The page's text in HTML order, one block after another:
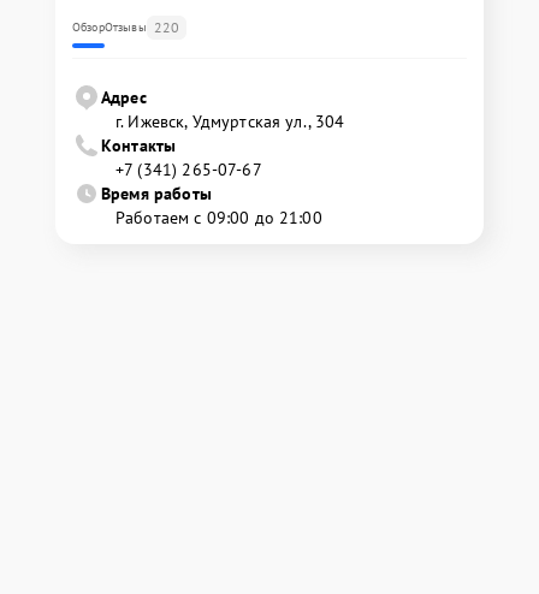
ОбзорОтзывы 220
Адрес
г. Ижевск, Удмуртская ул., 304
Контакты
+7 (341) 265-07-67
Время работы
Работаем с 09:00 до 21:00